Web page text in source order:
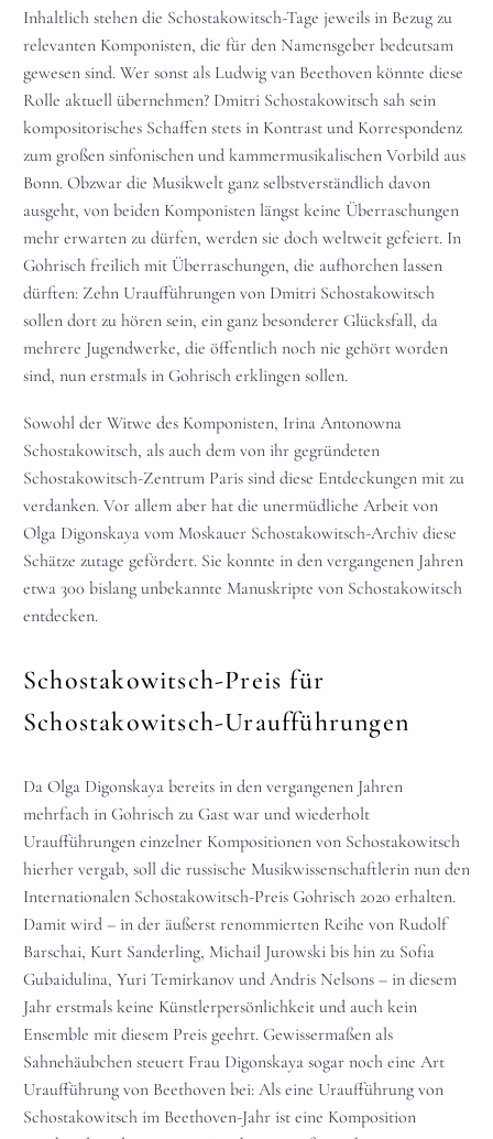
Inhaltlich stehen die Schostakowitsch-Tage jeweils in Bezug zu
relevanten Komponisten, die für den Namensgeber bedeutsam
gewesen sind. Wer sonst als Ludwig van Beethoven könnte diese
Rolle aktuell übernehmen? Dmitri Schostakowitsch sah sein
kompositorisches Schaffen stets in Kontrast und Korrespondenz
zum großen sinfonischen und kammermusikalischen Vorbild aus
Bonn. Obzwar die Musikwelt ganz selbstverständlich davon
ausgeht, von beiden Komponisten längst keine Überraschungen
mehr erwarten zu dürfen, werden sie doch weltweit gefeiert. In
Gohrisch freilich mit Überraschungen, die aufhorchen lassen
dürften: Zehn Uraufführungen von Dmitri Schostakowitsch
sollen dort zu hören sein, ein ganz besonderer Glücksfall, da
mehrere Jugendwerke, die öffentlich noch nie gehört worden
sind, nun erstmals in Gohrisch erklingen sollen.
Sowohl der Witwe des Komponisten, Irina Antonowna
Schostakowitsch, als auch dem von ihr gegründeten
Schostakowitsch-Zentrum Paris sind diese Entdeckungen mit zu
verdanken. Vor allem aber hat die unermüdliche Arbeit von
Olga Digonskaya vom Moskauer Schostakowitsch-Archiv diese
Schätze zutage gefördert. Sie konnte in den vergangenen Jahren
etwa 300 bislang unbekannte Manuskripte von Schostakowitsch
entdecken.
Schostakowitsch-Preis für
Schostakowitsch-Uraufführungen
Da Olga Digonskaya bereits in den vergangenen Jahren
mehrfach in Gohrisch zu Gast war und wiederholt
Uraufführungen einzelner Kompositionen von Schostakowitsch
hierher vergab, soll die russische Musikwissenschaftlerin nun den
Internationalen Schostakowitsch-Preis Gohrisch 2020 erhalten.
Damit wird – in der äußerst renommierten Reihe von Rudolf
Barschai, Kurt Sanderling, Michail Jurowski bis hin zu Sofia
Gubaidulina, Yuri Temirkanov und Andris Nelsons – in diesem
Jahr erstmals keine Künstlerpersönlichkeit und auch kein
Ensemble mit diesem Preis geehrt. Gewissermaßen als
Sahnehäubchen steuert Frau Digonskaya sogar noch eine Art
Uraufführung von Beethoven bei: Als eine Uraufführung von
Schostakowitsch im Beethoven-Jahr ist eine Komposition